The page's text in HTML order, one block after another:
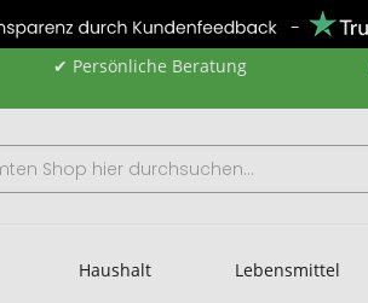
✔ Persönliche Beratung
Haushalt Lebensmittel